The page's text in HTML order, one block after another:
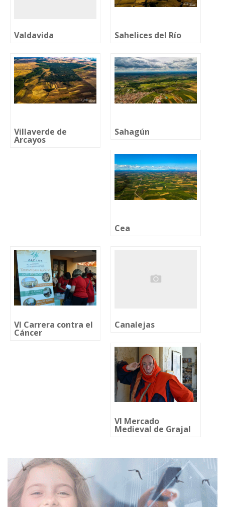
Valdavida Sahelices del Río
Villaverde de
Arcayos
Sahagún
Cea
VI Carrera contra el
Cáncer
Canalejas
VI Mercado
Medieval de Grajal